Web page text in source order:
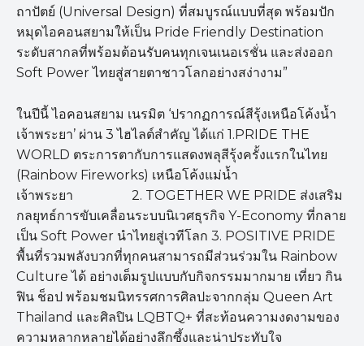
ถาปัตย์ (Universal Design) ที่สมบูรณ์แบบที่สุด พร้อมปัก
หมุดไอคอนสยามให้เป็น Pride Friendly Destination
ระดับสากลที่พร้อมต้อนรับคนทุกเจนเนอเรชั่น และส่งออก
Soft Power ไทยสู่สายตาชาวโลกอย่างสง่างาม”
ในปีนี้ ไอคอนสยาม เนรมิต ‘ปรากฏการณ์สีรุ้งเหนือโค้งน้ำ
เจ้าพระยา’ ผ่าน 3 ไฮไลต์สำคัญ ได้แก่ 1.PRIDE THE
WORLD ตระการตากับการแสดงพลุสีรุ้งครั้งแรกในไทย
(Rainbow Fireworks) เหนือโค้งแม่น้ำ
เจ้าพระยา 2. TOGETHER WE PRIDE ส่งเสริม
กลยุทธ์การขับเคลื่อนระบบนิเวศธุรกิจ Y-Economy ที่กลาย
เป็น Soft Power นำไทยสู่เวทีโลก 3. POSITIVE PRIDE
พื้นที่รวมพลังบวกที่ทุกคนสามารถมีส่วนร่วมใน Rainbow
Culture ได้ อย่างเต็มรูปแบบกับกิจกรรมมากมาย เที่ยว กิน
ฟิน ช็อป พร้อมชมนิทรรศการศิลปะจากกลุ่ม Queen Art
Thailand และศิลปิน LQBTQ+ ที่สะท้อนความงดงามของ
ความหลากหลายได้อย่างลึกซึ้งและน่าประทับใจ